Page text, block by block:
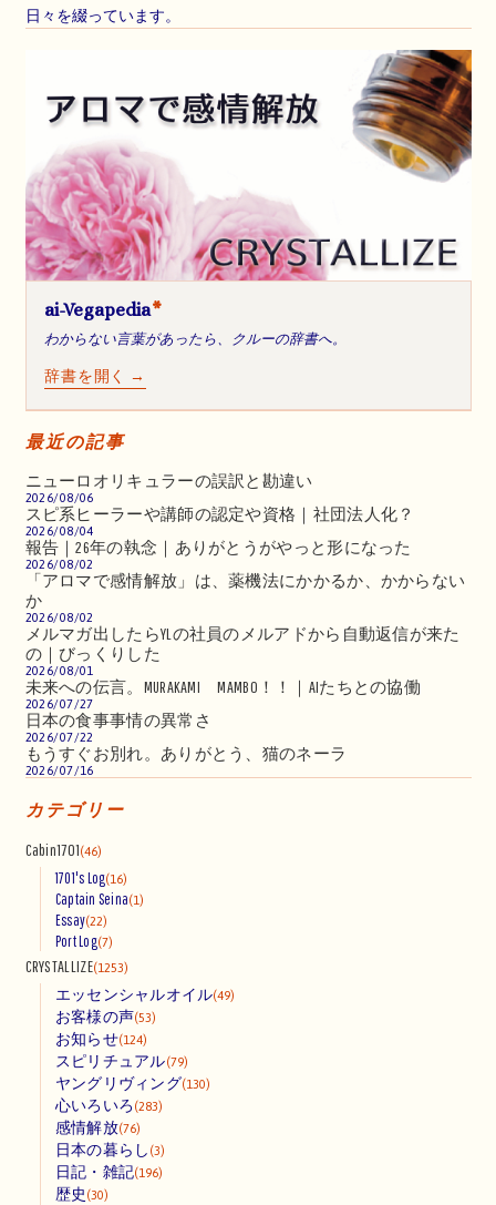
日々を綴っています。
ai-Vegapedia*
わからない言葉があったら、クルーの辞書へ。
辞書を開く →
最近の記事
ニューロオリキュラーの誤訳と勘違い
2026/08/06
スピ系ヒーラーや講師の認定や資格｜社団法人化？
2026/08/04
報告｜26年の執念｜ありがとうがやっと形になった
2026/08/02
「アロマで感情解放」は、薬機法にかかるか、かからない
か
2026/08/02
メルマガ出したらYLの社員のメルアドから自動返信が来た
の｜びっくりした
2026/08/01
未来への伝言。MURAKAMI MAMBO！！｜AIたちとの協働
2026/07/27
日本の食事事情の異常さ
2026/07/22
もうすぐお別れ。ありがとう、猫のネーラ
2026/07/16
カテゴリー
Cabin1701(46)
1701's Log(16)
Captain Seina(1)
Essay(22)
Port Log(7)
CRYSTALLIZE(1253)
エッセンシャルオイル(49)
お客様の声(53)
お知らせ(124)
スピリチュアル(79)
ヤングリヴィング(130)
心いろいろ (283)
感情解放(76)
日本の暮らし (3)
日記・雑記(196)
歴史 (30)